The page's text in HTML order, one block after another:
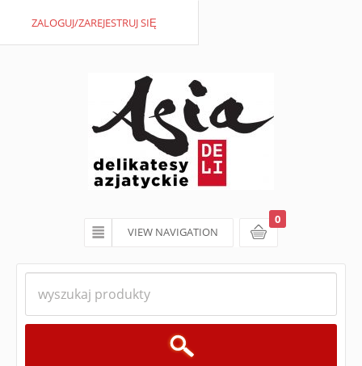
VIEW NAVIGATION
ZALOGUJ/ZAREJESTRUJ SIĘ
koszyk
0